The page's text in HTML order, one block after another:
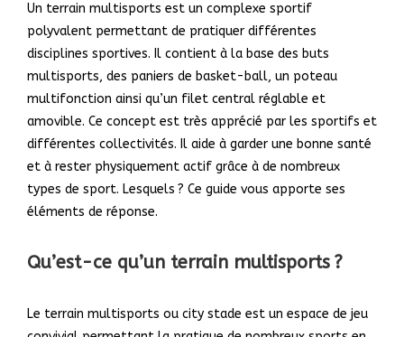
Un terrain multisports est un complexe sportif
polyvalent permettant de pratiquer différentes
disciplines sportives. Il contient à la base des buts
multisports, des paniers de basket-ball, un poteau
multifonction ainsi qu’un filet central réglable et
amovible. Ce concept est très apprécié par les sportifs et
différentes collectivités. Il aide à garder une bonne santé
et à rester physiquement actif grâce à de nombreux
types de sport. Lesquels ? Ce guide vous apporte ses
éléments de réponse.
Qu’est-ce qu’un terrain multisports ?
Le terrain multisports ou city stade est un espace de jeu